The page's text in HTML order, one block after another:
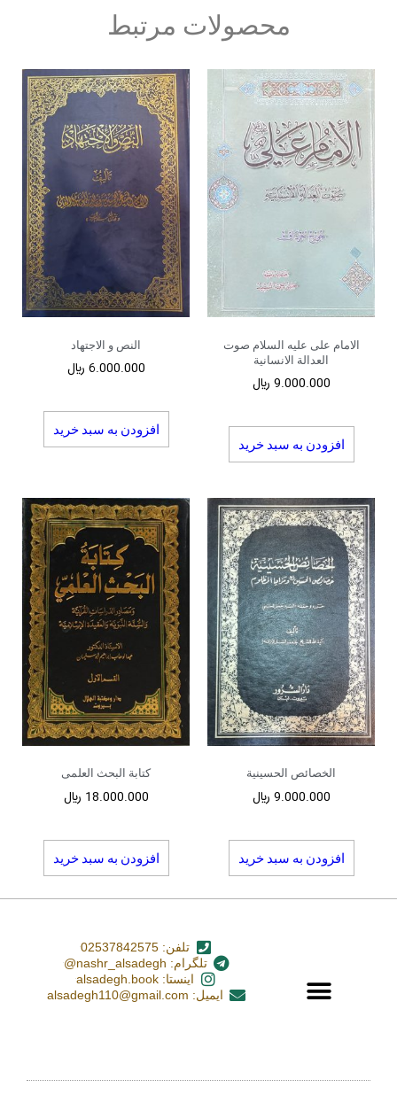
محصولات مرتبط
الامام علی علیه السلام صوت
العدالة الانسانیة
9.000.000 ﷼
افزودن به سبد خرید
النص و الاجتهاد
6.000.000 ﷼
افزودن به سبد خرید
الخصائص الحسینیة
9.000.000 ﷼
افزودن به سبد خرید
کتابة البحث العلمی
18.000.000 ﷼
افزودن به سبد خرید
تلفن: 02537842575
تلگرام: nashr_alsadegh@
اینستا: alsadegh.book
ایمیل: alsadegh110@gmail.com